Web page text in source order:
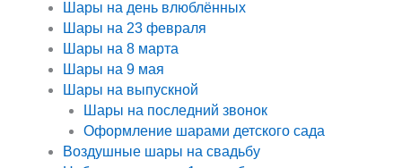
Шары на день влюблённых
Шары на 23 февраля
Шары на 8 марта
Шары на 9 мая
Шары на выпускной
Шары на последний звонок
Оформление шарами детского сада
Воздушные шары на свадьбу